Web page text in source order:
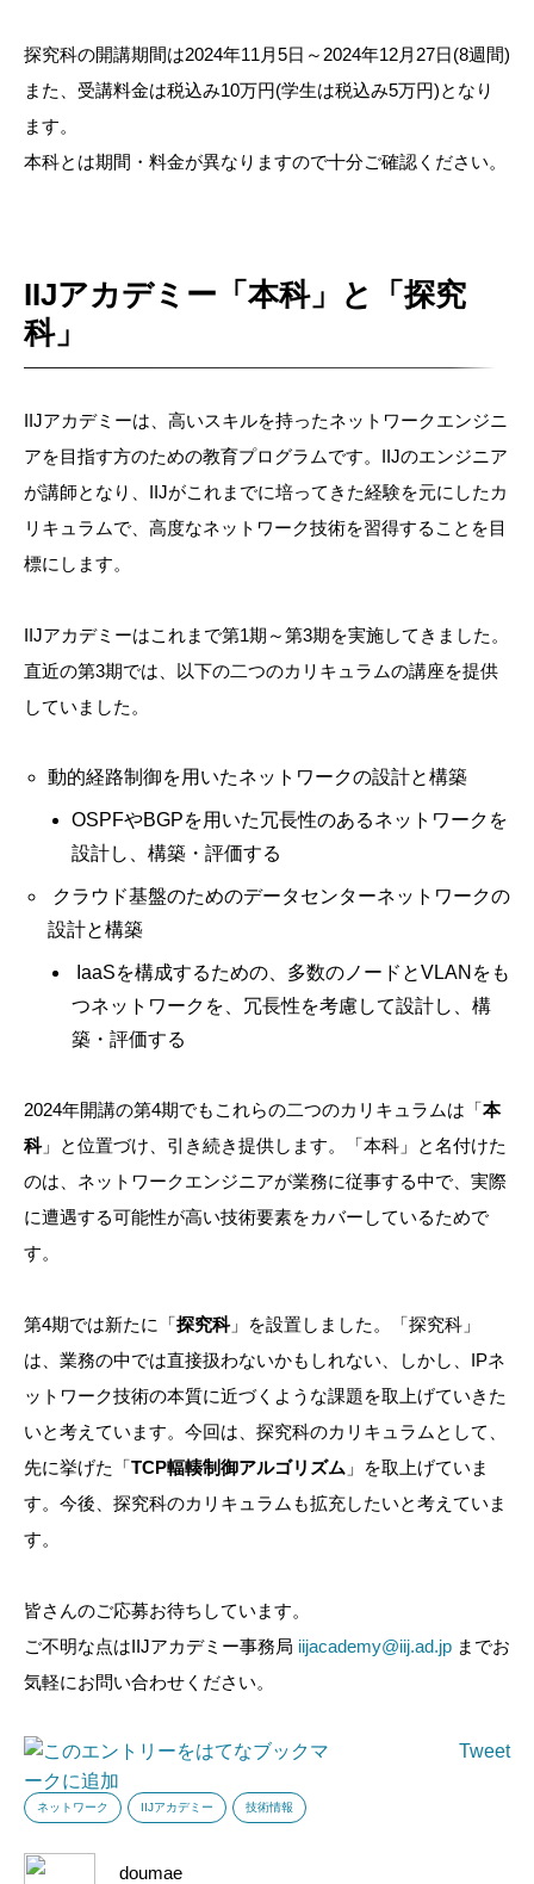
探究科の開講期間は2024年11月5日～2024年12月27日(8週間)
また、受講料金は税込み10万円(学生は税込み5万円)となり
ます。
本科とは期間・料金が異なりますので十分ご確認ください。
IIJアカデミー「本科」と「探究
科」
IIJアカデミーは、高いスキルを持ったネットワークエンジニ
アを目指す方のための教育プログラムです。IIJのエンジニア
が講師となり、IIJがこれまでに培ってきた経験を元にしたカ
リキュラムで、高度なネットワーク技術を習得することを目
標にします。
IIJアカデミーはこれまで第1期～第3期を実施してきました。
直近の第3期では、以下の二つのカリキュラムの講座を提供
していました。
動的経路制御を用いたネットワークの設計と構築
OSPFやBGPを用いた冗長性のあるネットワークを
設計し、構築・評価する
クラウド基盤のためのデータセンターネットワークの
設計と構築
IaaSを構成するための、多数のノードとVLANをも
つネットワークを、冗長性を考慮して設計し、構
築・評価する
2024年開講の第4期でもこれらの二つのカリキュラムは「本
科」と位置づけ、引き続き提供します。「本科」と名付けた
のは、ネットワークエンジニアが業務に従事する中で、実際
に遭遇する可能性が高い技術要素をカバーしているためで
す。
第4期では新たに「探究科」を設置しました。「探究科」
は、業務の中では直接扱わないかもしれない、しかし、IPネ
ットワーク技術の本質に近づくような課題を取上げていきた
いと考えています。今回は、探究科のカリキュラムとして、
先に挙げた「TCP輻輳制御アルゴリズム 」を取上げていま
す。今後、探究科のカリキュラムも拡充したいと考えていま
す。
皆さんのご応募お待ちしています。
ご不明な点はIIJアカデミー事務局 iijacademy@iij.ad.jp までお
気軽にお問い合わせください。
Tweet
ネットワーク IIJアカデミー 技術情報
doumae